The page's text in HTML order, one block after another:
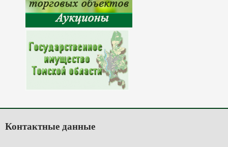
Контактные данные